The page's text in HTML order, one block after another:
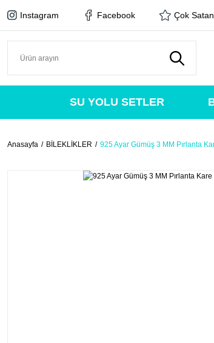
Instagram Facebook Çok
SU YOLU SETLER
Anasayfa BİLEKLİKLER 925 Ayar Gümüş 3 MM Pırlanta